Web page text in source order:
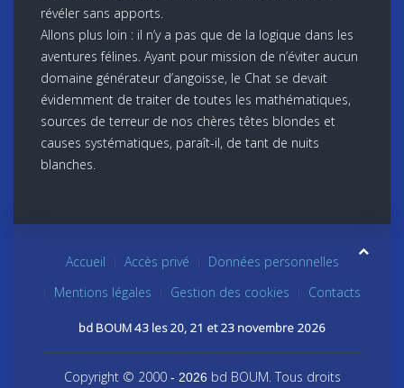
révéler sans apports.
Allons plus loin : il n’y a pas que de la logique dans les
aventures félines. Ayant pour mission de n’éviter aucun
domaine générateur d’angoisse, le Chat se devait
évidemment de traiter de toutes les mathématiques,
sources de terreur de nos chères têtes blondes et
causes systématiques, paraît-il, de tant de nuits
blanches.
Accueil Accès privé
Données personnelles
Mentions légales
Gestion des cookies Contacts
bd BOUM 43 les 20, 21 et 23 novembre 2026
Copyright © 2000- 2026 bd BOUM. Tous droits